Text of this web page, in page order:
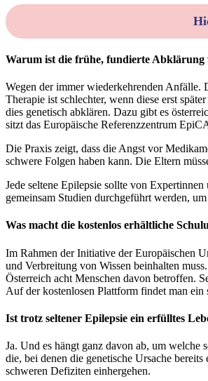
Warum ist die frühe, fundierte Abklärung
Wegen der immer wiederkehrenden Anfälle.
Therapie ist schlechter, wenn diese erst
dies genetisch abklären. Dazu gibt es
sitzt das Europäische Referenzzentrum
Die Praxis zeigt, dass die Angst vor
schwere Folgen haben kann. Die Eltern
Jede seltene Epilepsie sollte von
gemeinsam Studien durchgeführt werden,
Was macht die kostenlos erhältliche
Im Rahmen der Initiative der Europäischen
und Verbreitung von Wissen beinhalten
Österreich acht Menschen davon betroffen.
Auf der kostenlosen Plattform findet man
Ist trotz seltener Epilepsie ein erfülltes
Ja. Und es hängt ganz davon ab, um welche
die, bei denen die genetische Ursache
schweren Defiziten einhergehen.